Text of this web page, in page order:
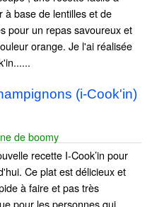
à base de lentilles et de
pour un repas savoureux et
orange. Je l'ai réalisée
(i-Cook'in)
de boomy
recette I-Cook’in pour
Ce plat est délicieux et
à faire et pas très
pour les personnes qui